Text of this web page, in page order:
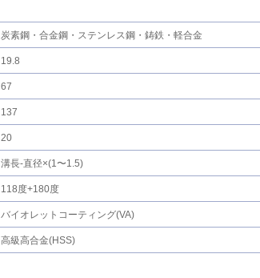
炭素鋼・合金鋼・ステンレス鋼・鋳鉄・軽合金
19.8
67
137
20
溝長‐直径×(1〜1.5)
118度+180度
バイオレットコーティング(VA)
高級高合金(HSS)